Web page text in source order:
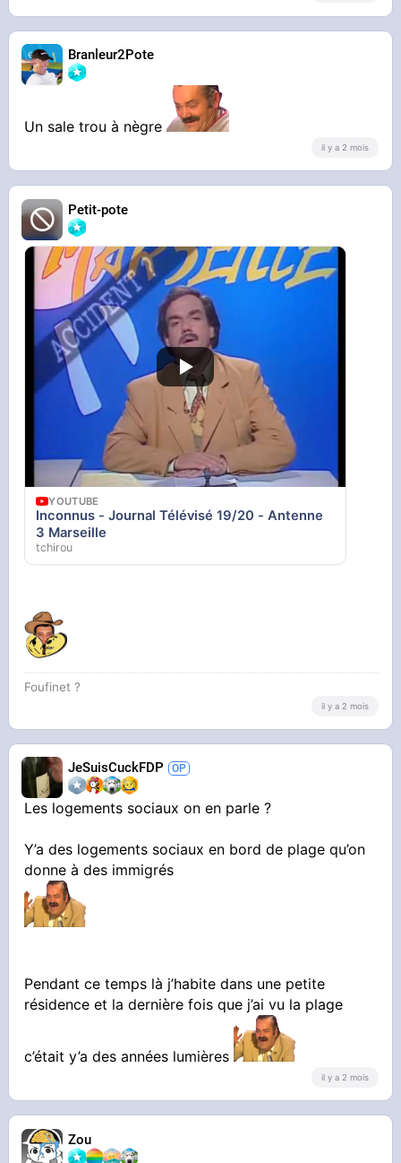
Branleur2Pote
Un sale trou à nègre
il y a 2 mois
Petit-pote
YOUTUBE
Inconnus - Journal Télévisé 19/20 - Antenne
3 Marseille
tchirou
Foufinet ?
il y a 2 mois
JeSuisCuckFDP
Les logements sociaux on en parle ?
Y’a des logements sociaux en bord de plage qu’on
donne à des immigrés
Pendant ce temps là j’habite dans une petite
résidence et la dernière fois que j’ai vu la plage
c’était y’a des années lumières
il y a 2 mois
Zou